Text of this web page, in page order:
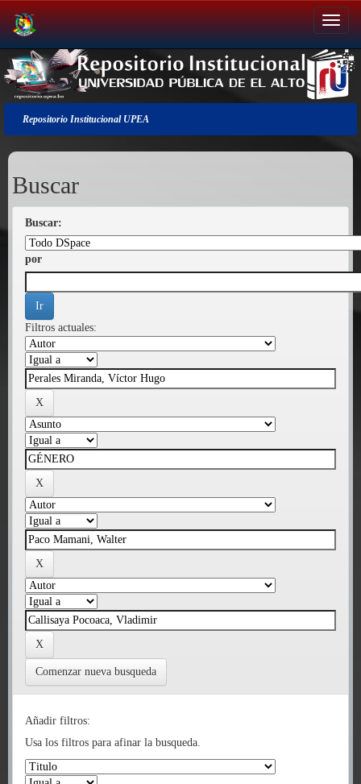
Salir
de
la
navegación
Repositorio Institucional UPEA
Buscar
Buscar:
por
Filtros actuales:
Comenzar nueva busqueda
Añadir filtros:
Usa los filtros para afinar la busqueda.